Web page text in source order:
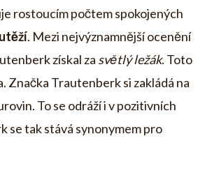
rostoucím počtem spokojených
. Mezi nejvýznamnější ocenění
získal za světlý ležák. Toto
Značka Trautenberk si zakládá na
To se odráží i v pozitivních
se tak stává synonymem pro